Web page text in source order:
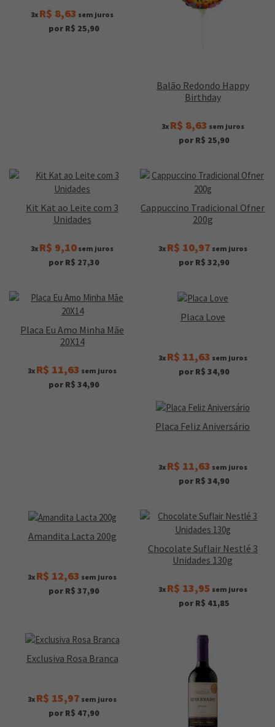
3x R$ 8,63 sem juros
por R$ 25,90
Balão Redondo Happy
Birthday
3x R$ 8,63 sem juros
por R$ 25,90
Kit Kat ao Leite com 3
Unidades
3x R$ 9,10 sem juros
por R$ 27,30
Cappuccino Tradicional Ofner
200g
3x R$ 10,97 sem juros
por R$ 32,90
Placa Eu Amo Minha Mãe
20X14
3x R$ 11,63 sem juros
por R$ 34,90
Placa Love
3x R$ 11,63 sem juros
por R$ 34,90
Placa Feliz Aniversário
3x R$ 11,63 sem juros
por R$ 34,90
Amandita Lacta 200g
3x R$ 12,63 sem juros
por R$ 37,90
Chocolate Suflair Nestlé 3
Unidades 130g
3x R$ 13,95 sem juros
por R$ 41,85
Exclusiva Rosa Branca
3x R$ 15,97 sem juros
por R$ 47,90